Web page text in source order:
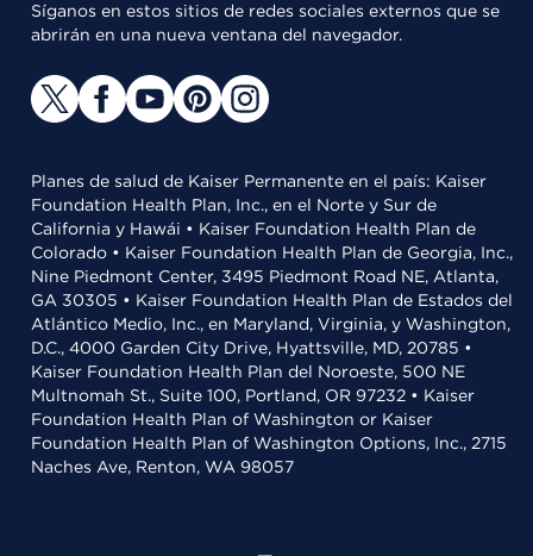
Síganos en estos sitios de redes sociales externos que se
abrirán en una nueva ventana del navegador.
Planes de salud de Kaiser Permanente en el país: Kaiser
Foundation Health Plan, Inc., en el Norte y Sur de
California y Hawái • Kaiser Foundation Health Plan de
Colorado • Kaiser Foundation Health Plan de Georgia, Inc.,
Nine Piedmont Center, 3495 Piedmont Road NE, Atlanta,
GA 30305 • Kaiser Foundation Health Plan de Estados del
Atlántico Medio, Inc., en Maryland, Virginia, y Washington,
D.C., 4000 Garden City Drive, Hyattsville, MD, 20785 •
Kaiser Foundation Health Plan del Noroeste, 500 NE
Multnomah St., Suite 100, Portland, OR 97232 • Kaiser
Foundation Health Plan of Washington or Kaiser
Foundation Health Plan of Washington Options, Inc., 2715
Naches Ave, Renton, WA 98057